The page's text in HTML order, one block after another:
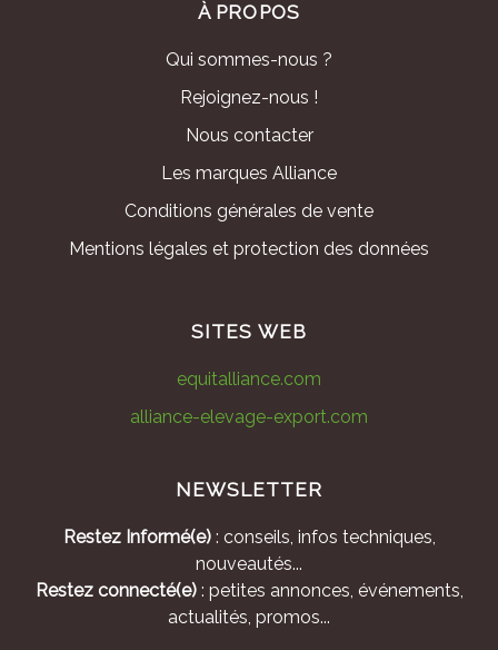
À PROPOS
Qui sommes-nous ?
Rejoignez-nous !
Nous contacter
Les marques Alliance
Conditions générales de vente
Mentions légales et protection des données
SITES WEB
equitalliance.com
alliance-elevage-export.com
NEWSLETTER
Restez Informé(e): conseils, infos techniques,
nouveautés...
Restez connecté(e): petites annonces, événements,
actualités, promos...